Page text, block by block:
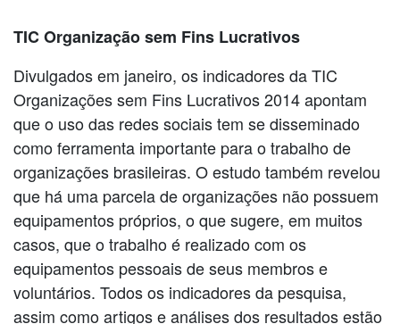
TIC Organização sem Fins Lucrativos
Divulgados em janeiro, os indicadores da TIC
Organizações sem Fins Lucrativos 2014 apontam
que o uso das redes sociais tem se disseminado
como ferramenta importante para o trabalho de
organizações brasileiras. O estudo também revelou
que há uma parcela de organizações não possuem
equipamentos próprios, o que sugere, em muitos
casos, que o trabalho é realizado com os
equipamentos pessoais de seus membros e
voluntários. Todos os indicadores da pesquisa,
assim como artigos e análises dos resultados estão